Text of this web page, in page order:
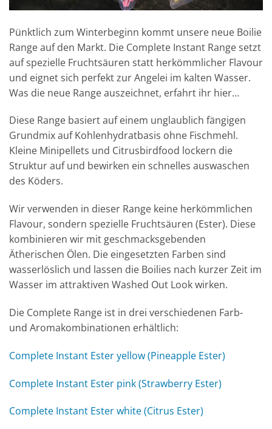
Pünktlich zum Winterbeginn kommt unsere neue Boilie
Range auf den Markt. Die Complete Instant Range setzt
auf spezielle Fruchtsäuren statt herkömmlicher Flavour
und eignet sich perfekt zur Angelei im kalten Wasser.
Was die neue Range auszeichnet, erfahrt ihr hier…
Diese Range basiert auf einem unglaublich fängigen
Grundmix auf Kohlenhydratbasis ohne Fischmehl.
Kleine Minipellets und Citrusbirdfood lockern die
Struktur auf und bewirken ein schnelles auswaschen
des Köders.
Wir verwenden in dieser Range keine herkömmlichen
Flavour, sondern spezielle Fruchtsäuren (Ester). Diese
kombinieren wir mit geschmacksgebenden
Ätherischen Ölen. Die eingesetzten Farben sind
wasserlöslich und lassen die Boilies nach kurzer Zeit im
Wasser im attraktiven Washed Out Look wirken.
Die Complete Range ist in drei verschiedenen Farb-
und Aromakombinationen erhältlich:
Complete Instant Ester yellow (Pineapple Ester)
Complete Instant Ester pink (Strawberry Ester)
Complete Instant Ester white (Citrus Ester)